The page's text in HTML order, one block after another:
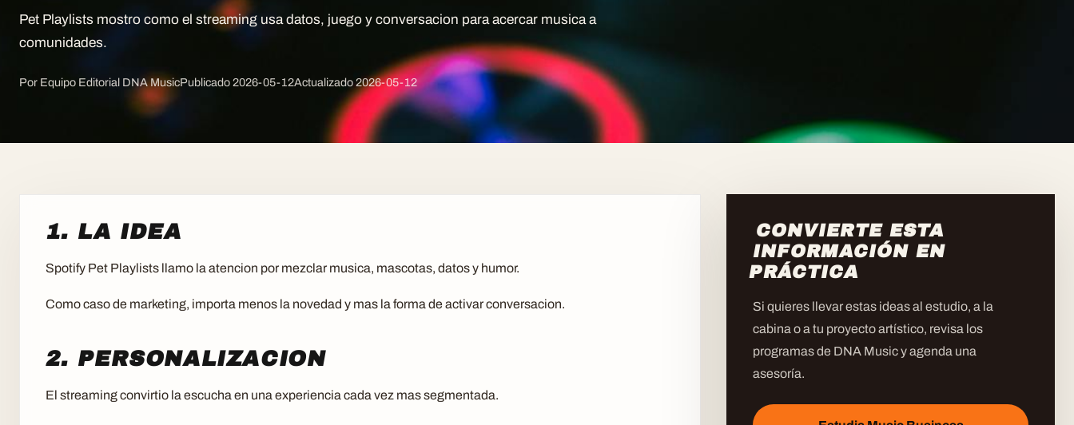
Pet Playlists mostro como el streaming usa datos, juego y conversacion para acercar musica a
comunidades.
Por Equipo Editorial DNA MusicPublicado2026-05-12Actualizado2026-05-12
1. LA IDEA
Spotify Pet Playlists llamo la atencion por mezclar musica, mascotas, datos y humor.
Como caso de marketing, importa menos la novedad y mas la forma de activar conversacion.
2. PERSONALIZACION
El streaming convirtio la escucha en una experiencia cada vez mas segmentada.
CONVIERTE ESTA
INFORMACIÓN EN
PRÁCTICA
Si quieres llevar estas ideas al estudio, a la
cabina o a tu proyecto artístico, revisa los
programas de DNA Music y agenda una
asesoría.